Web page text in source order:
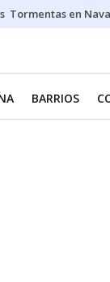
Tormentas en
BARRIOS